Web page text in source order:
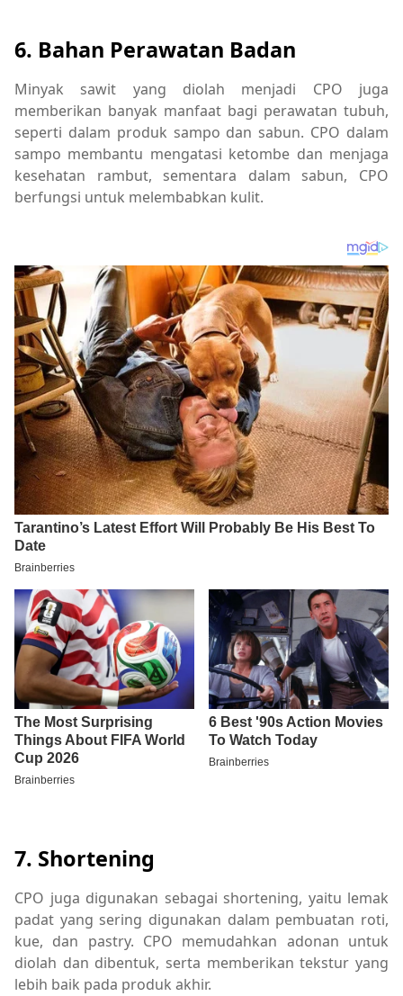
6. Bahan Perawatan Badan
Minyak sawit yang diolah menjadi CPO juga
memberikan banyak manfaat bagi perawatan tubuh,
seperti dalam produk sampo dan sabun. CPO dalam
sampo membantu mengatasi ketombe dan menjaga
kesehatan rambut, sementara dalam sabun, CPO
berfungsi untuk melembabkan kulit.
7. Shortening
CPO juga digunakan sebagai shortening, yaitu lemak
padat yang sering digunakan dalam pembuatan roti,
kue, dan pastry. CPO memudahkan adonan untuk
diolah dan dibentuk, serta memberikan tekstur yang
lebih baik pada produk akhir.